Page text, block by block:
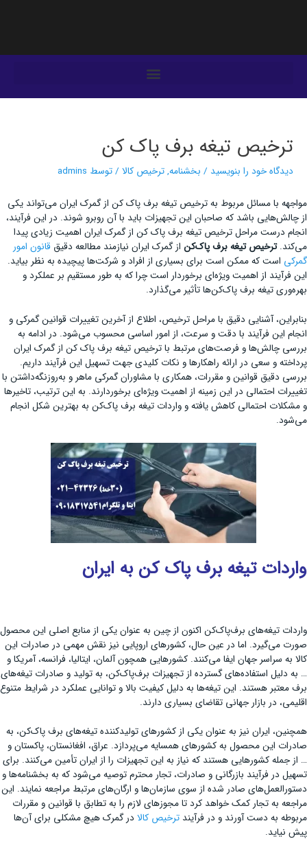
ترخیص تیغه برف پاک کن
دیدگاه‌ خود را بنویسید / بخشنامه,ترخیص کالا / توسط admins
مواجهه با مسائل مربوط به ترخیص تیغه برف پاک‌ کن از گمرک ایران می‌تواند یکی
از چالش‌هایی باشد که صاحبان این تجهیزات باید با آن روبرو شوند. در این فرآیند،
انجام درست مراحل ترخیص تیغه برف پاک‌ کن از گمرک ایران اهمیت زیادی پیدا
می‌کند.ترخیص تیغه برف پاک‌کن از گمرک ایران نیازمند مطالعه دقیق قانون امور
گمرکی است که ممکن است برای بسیاری از افراد و شرکت‌ها پیچیده به نظر بیاید.
این فرآیند از اهمیت ویژه‌ای برخوردار است چرا که به طور مستقیم بر عملکرد و
بهره‌وری تیغه برف پاک‌کن‌ها تأثیر می‌گذارد.
بنابراین، آشنایی دقیق با مراحل ترخیص، اطلاع از آخرین تغییرات قوانین گمرکی و
انجام این فرآیند با دقت و سرعت، از امور اساسی محسوب می‌شود. در ادامه به
بررسی چالش‌ها و فرصت‌های مرتبط با ترخیص تیغه برف پاک‌ کن از گمرک ایران
پرداخته و سعی در ارائه راهکارها و نکات کلیدی جهت تسهیل این فرآیند داریم.
بررسی دقیق قوانین و مقررات، همکاری با مشاوران گمرکی ماهر و به‌روزنگه‌داشتن با
تغییرات احتمالی در این زمینه از اهمیت ویژه‌ای برخوردارند. به این ترتیب، تاخیرها
و مشکلات احتمالی کاهش یافته و واردات تیغه برف پاک‌کن به بهترین شکل انجام
می‌شود.
واردات تیغه برف پاک کن به ایران
واردات تیغه‌های برف‌پاک‌کن اکنون از چین به عنوان یکی از منابع اصلی این محصول
صورت می‌گیرد. اما در عین حال، کشورهای اروپایی نیز نقش مهمی در صادرات این
کالا به سراسر جهان ایفا می‌کنند. کشورهایی همچون آلمان، ایتالیا، فرانسه، آمریکا و
… به دلیل استفاده‌های گسترده از تجهیزات برف‌پاک‌کن، به تولید و صادرات تیغه‌های
برف معتبر هستند. این تیغه‌ها به دلیل کیفیت بالا و توانایی عملکرد در شرایط متنوع
اقلیمی، در بازار جهانی تقاضای بسیاری دارند.
همچنین، ایران نیز به عنوان یکی از کشورهای تولیدکننده تیغه‌های برف پاک‌کن، به
صادرات این محصول به کشورهای همسایه می‌پردازد. عراق، افغانستان، پاکستان و
… از جمله کشورهایی هستند که نیاز به این تجهیزات را از ایران تأمین می‌کنند. برای
تسهیل در فرآیند بازرگانی و صادرات، تجار محترم توصیه می‌شود که به بخشنامه‌ها و
دستورالعمل‌های صادر شده از سوی سازمان‌ها و ارگان‌های مرتبط مراجعه نمایند. این
مراجعه به تجار کمک خواهد کرد تا مجوزهای لازم را به تطابق با قوانین و مقررات
مربوطه به دست آورند و در فرآیند ترخیص کالا در گمرک هیچ مشکلی برای آن‌ها
پیش نیاید.